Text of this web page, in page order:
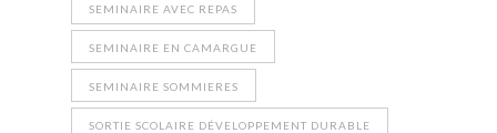
SEMINAIRE AVEC REPAS
SEMINAIRE EN CAMARGUE
SEMINAIRE SOMMIERES
SORTIE SCOLAIRE DÉVELOPPEMENT DURABLE